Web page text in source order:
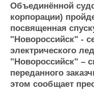
Компании
Репутация
Работа
Крюинг
Журнал
Реклама
Объединённой
корпорации)
посвященная
"Новороссийск" -
электрического
"Новороссийск" –
переданного
этом сообщает